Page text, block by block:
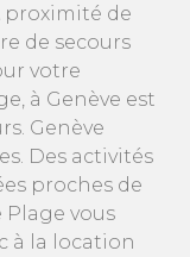
proximité de
de secours
votre
à Genève est
Genève
Des activités
proches de
Plage vous
à la location